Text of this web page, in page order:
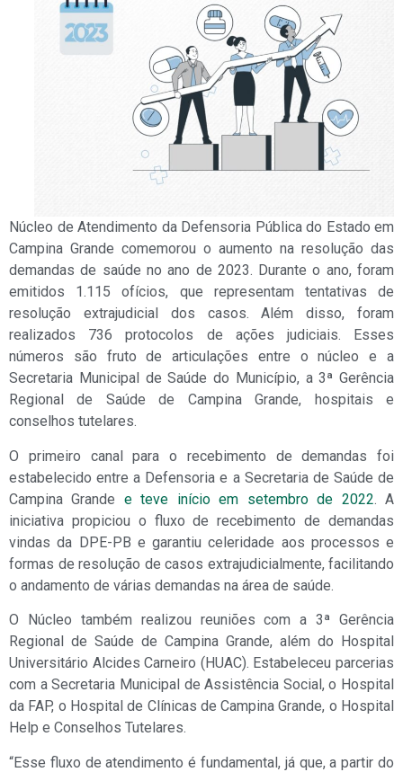
Núcleo de Atendimento da Defensoria Pública do Estado em
Campina Grande comemorou o aumento na resolução das
demandas de saúde no ano de 2023. Durante o ano, foram
emitidos 1.115 ofícios, que representam tentativas de
resolução extrajudicial dos casos. Além disso, foram
realizados 736 protocolos de ações judiciais. Esses
números são fruto de articulações entre o núcleo e a
Secretaria Municipal de Saúde do Município, a 3ª Gerência
Regional de Saúde de Campina Grande, hospitais e
conselhos tutelares.
O primeiro canal para o recebimento de demandas foi
estabelecido entre a Defensoria e a Secretaria de Saúde de
Campina Grande e teve início em setembro de 2022. A
iniciativa propiciou o fluxo de recebimento de demandas
vindas da DPE-PB e garantiu celeridade aos processos e
formas de resolução de casos extrajudicialmente, facilitando
o andamento de várias demandas na área de saúde.
O Núcleo também realizou reuniões com a 3ª Gerência
Regional de Saúde de Campina Grande, além do Hospital
Universitário Alcides Carneiro (HUAC). Estabeleceu parcerias
com a Secretaria Municipal de Assistência Social, o Hospital
da FAP, o Hospital de Clínicas de Campina Grande, o Hospital
Help e Conselhos Tutelares.
“Esse fluxo de atendimento é fundamental, já que, a partir do